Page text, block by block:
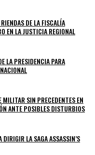
DE LA FISCALÍA
EN LA JUSTICIA REGIONAL
LA PRESIDENCIA PARA
SIN PRECEDENTES EN
ANTE POSIBLES DISTURBIOS
LA SAGA ASSASSIN’S